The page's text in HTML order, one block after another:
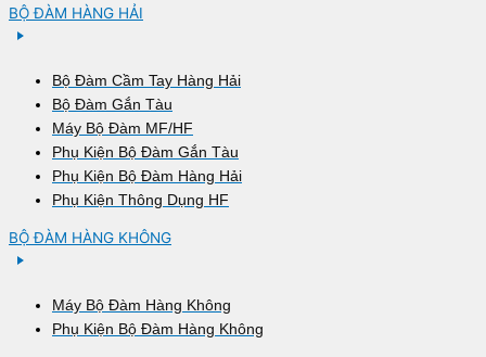
BỘ ĐÀM HÀNG HẢI
Bộ Đàm Cầm Tay Hàng Hải
Bộ Đàm Gắn Tàu
Máy Bộ Đàm MF/HF
Phụ Kiện Bộ Đàm Gắn Tàu
Phụ Kiện Bộ Đàm Hàng Hải
Phụ Kiện Thông Dụng HF
BỘ ĐÀM HÀNG KHÔNG
Máy Bộ Đàm Hàng Không
Phụ Kiện Bộ Đàm Hàng Không